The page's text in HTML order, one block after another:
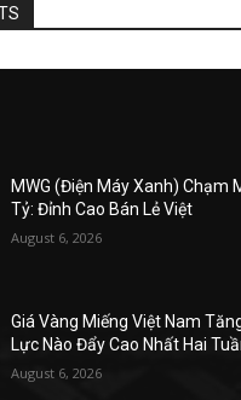
MWG (Điện Máy Xanh) Chạm
Tỷ: Đỉnh Cao Bán Lẻ Việt
August 6, 2026
Giá Vàng Miếng Việt Nam
Lực Nào Đẩy Cao Nhất Hai
August 6, 2026